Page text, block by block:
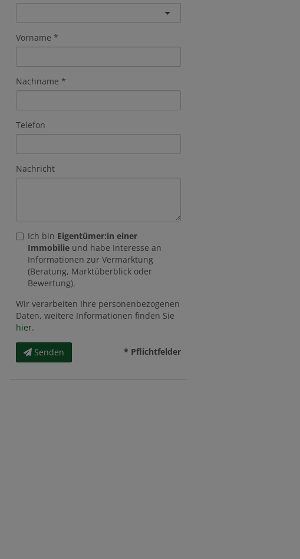
Vorname
Nachname
Telefon
Nachricht
Ich bin Eigentümer:in einer
Immobilie und habe Interesse an
Informationen zur Vermarktung
(Beratung, Marktüberblick oder
Bewertung).
Wir verarbeiten Ihre personenbezogenen
Daten, weitere Informationen finden Sie
hier.
Senden * Pflichtfelder